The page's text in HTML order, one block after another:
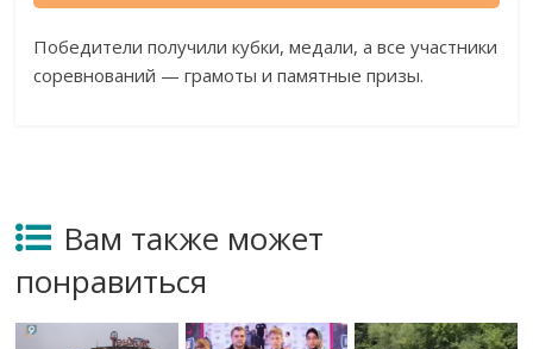
Победители получили кубки, медали, а все участники
соревнований — грамоты и памятные призы.
Вам также может
понравиться